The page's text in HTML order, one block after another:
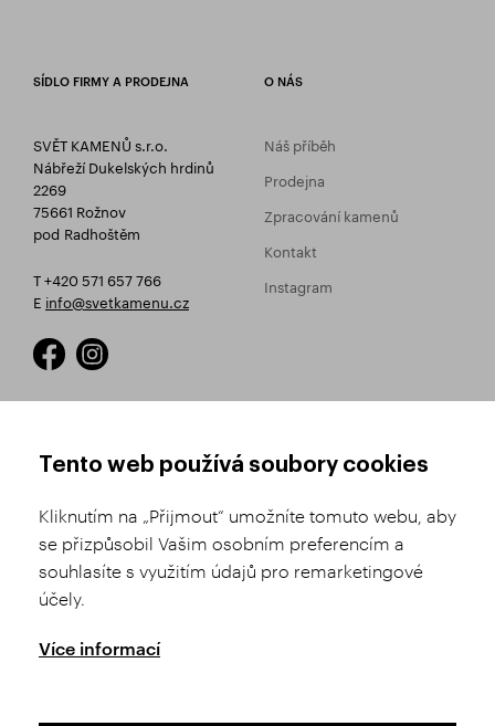
SÍDLO FIRMY A PRODEJNA
SVĚT KAMENŮ s.r.o.
Nábřeží Dukelských hrdinů
2269
75661 Rožnov
pod Radhoštěm
T +420 571 657 766
E info@svetkamenu.cz
O NÁS
Náš příběh
Prodejna
Zpracování kamenů
Kontakt
Instagram
Registrace
Výběr zboží
Doprava a platba
Historie objednávek
Obchodní podmínky
Reklamační řád
Nastavení soukromí
Tento web používá soubory cookies
Kliknutím na „Přijmout“ umožníte tomuto webu, aby
se přizpůsobil Vašim osobním preferencím a
souhlasíte s využitím údajů pro remarketingové
účely.
Více informací